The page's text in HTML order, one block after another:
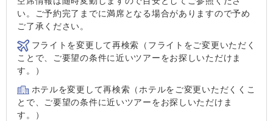
い。ご予約完了までに満席となる場合がありますので予め
ご了承ください。
フライトを変更して再検索（フライトをご変更いただく
ことで、ご要望の条件に近いツアーをお探しいただけま
す。）
ホテルを変更して再検索（ホテルをご変更いただくくこ
とで、ご要望の条件に近いツアーをお探しいただけま
す。）